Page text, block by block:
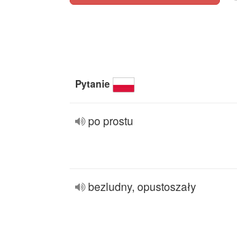
Pytanie
po prostu
bezludny, opustoszały